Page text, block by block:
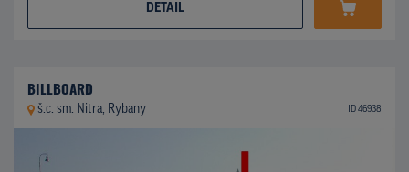
DETAIL
BILLBOARD
š.c. sm. Nitra, Rybany ID 46938